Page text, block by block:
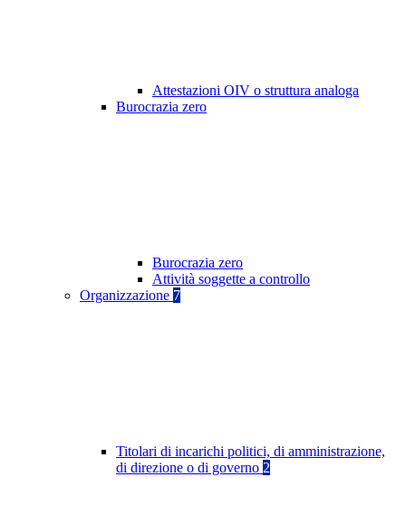
Attestazioni OIV o struttura analoga
Burocrazia zero
Burocrazia zero
Attività soggette a controllo
Organizzazione 7
Titolari di incarichi politici, di amministrazione,
di direzione o di governo 2